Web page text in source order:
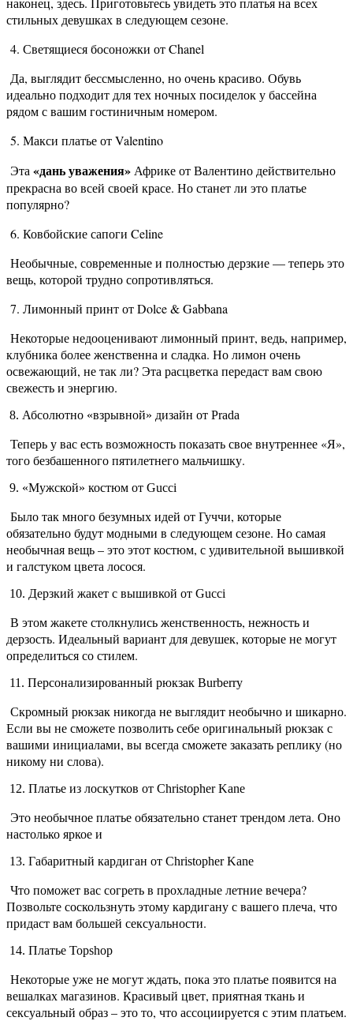
стильных девушках в следующем сезоне.
4. Светящиеся босоножки от Chanel
Да, выглядит бессмысленно, но очень красиво. Обувь
идеально подходит для тех ночных посиделок у бассейна
рядом с вашим гостиничным номером.
5. Макси платье от Valentino
Эта «дань уважения» Африке от Валентино действительно
прекрасна во всей своей красе. Но станет ли это платье
популярно?
6. Ковбойские сапоги Celine
Необычные, современные и полностью дерзкие — теперь это
вещь, которой трудно сопротивляться.
7. Лимонный принт от Dolce & Gabbana
Некоторые недооценивают лимонный принт, ведь, например,
клубника более женственна и сладка. Но лимон очень
освежающий, не так ли? Эта расцветка передаст вам свою
свежесть и энергию.
8. Абсолютно «взрывной» дизайн от Prada
Теперь у вас есть возможность показать свое внутреннее «Я»,
того безбашенного пятилетнего мальчишку.
9. «Мужской» костюм от Gucci
Было так много безумных идей от Гуччи, которые
обязательно будут модными в следующем сезоне. Но самая
необычная вещь – это этот костюм, с удивительной вышивкой
и галстуком цвета лосося.
10. Дерзкий жакет с вышивкой от Gucci
В этом жакете столкнулись женственность, нежность и
дерзость. Идеальный вариант для девушек, которые не могут
определиться со стилем.
11. Персонализированный рюкзак Burberry
Скромный рюкзак никогда не выглядит необычно и шикарно.
Если вы не сможете позволить себе оригинальный рюкзак с
вашими инициалами, вы всегда сможете заказать реплику (но
никому ни слова).
12. Платье из лоскутков от Christopher Kane
Это необычное платье обязательно станет трендом лета. Оно
настолько яркое и
13. Габаритный кардиган от Christopher Kane
Что поможет вас согреть в прохладные летние вечера?
Позвольте соскользнуть этому кардигану с вашего плеча, что
придаст вам большей сексуальности.
14. Платье Topshop
Некоторые уже не могут ждать, пока это платье появится на
вешалках магазинов. Красивый цвет, приятная ткань и
сексуальный образ – это то, что ассоциируется с этим платьем.